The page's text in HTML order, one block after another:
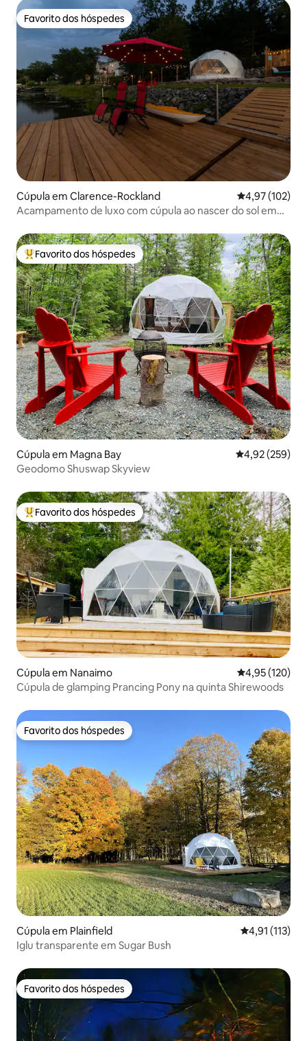
Favorito dos hóspedes
Favorito dos hóspedes
Cúpula em Clarence-Rockland Classificação
4,97 (102)
Acampamento de luxo com cúpula ao nascer do sol em
Favoritos dos hóspedes mais apreciados
Favorito dos hóspedes
Cúpula em Magna Bay Classificação
4,92 (259)
Geodomo Shuswap Skyview
Favoritos dos hóspedes mais apreciados
Favorito dos hóspedes
Cúpula em Nanaimo Classificação
4,95 (120)
Cúpula de glamping Prancing Pony na quinta Shirewoods
Favorito dos hóspedes
Favorito dos hóspedes
Cúpula em Plainfield Classificação
4,91 (113)
Iglu transparente em Sugar Bush
Favorito dos hóspedes
Favorito dos hóspedes